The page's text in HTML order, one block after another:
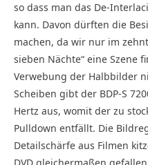
so dass man das De-
kann. Davon dürften die
machen, da wir nur im
sieben Nächte“ eine Szene
Verwebung der Halbbilder
Scheiben gibt der BDP-S
Hertz aus, womit der zu
Pulldown entfällt. Die
Detailschärfe aus Filmen